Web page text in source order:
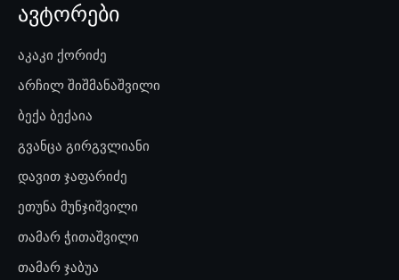
ავტორები
აკაკი ქორიძე
არჩილ შიშმანაშვილი
ბექა ბექაია
გვანცა გირგვლიანი
დავით ჯაფარიძე
ეთუნა მუნჯიშვილი
თამარ ჭითაშვილი
თამარ ჯაბუა